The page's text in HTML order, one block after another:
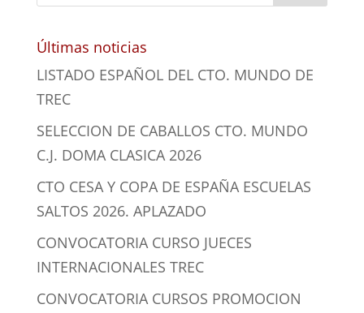
Últimas noticias
LISTADO ESPAÑOL DEL CTO. MUNDO DE
TREC
SELECCION DE CABALLOS CTO. MUNDO
C.J. DOMA CLASICA 2026
CTO CESA Y COPA DE ESPAÑA ESCUELAS
SALTOS 2026. APLAZADO
CONVOCATORIA CURSO JUECES
INTERNACIONALES TREC
CONVOCATORIA CURSOS PROMOCION